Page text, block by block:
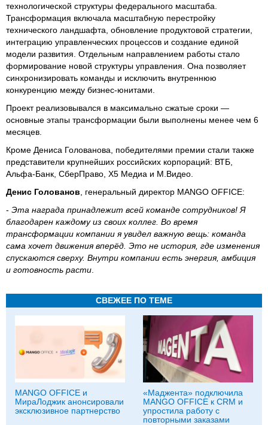
технологической структуры федерального масштаба.
Трансформация включала масштабную перестройку
технического ландшафта, обновление продуктовой стратегии,
интеграцию управленческих процессов и создание единой
модели развития. Отдельным направлением работы стало
формирование новой структуры управления. Она позволяет
синхронизировать команды и исключить внутреннюю
конкуренцию между бизнес-юнитами.
Проект реализовывался в максимально сжатые сроки —
основные этапы трансформации были выполнены менее чем 6
месяцев.
Кроме Дениса Голованова, победителями премии стали также
представители крупнейших российских корпораций: ВТБ,
Альфа-Банк, СберПраво, X5 Медиа и М.Видео.
Денис Голованов , генеральный директор MANGO OFFICE:
- Эта награда принадлежит всей команде сотрудников! Я
благодарен каждому из своих коллег. Во время
трансформации компании я увидел важную вещь: команда
сама хочет движения вперёд. Это не история, где изменения
спускаются сверху. Внутри компании есть энергия, амбиция
и готовность расти
СВЕЖЕЕ ПО ТЕМЕ
MANGO OFFICE и
МираЛоджик анонсировали
эксклюзивное партнерство
«Маджента» подключила
MANGO OFFICE к CRM и
упростила работу с
повторными заказами